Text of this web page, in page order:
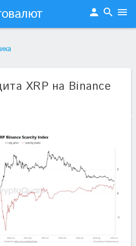
person search menu
XRP на Binance